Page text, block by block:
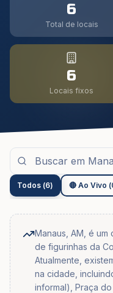
6
Total de locais
6
Locais fixos
Todos (6) 🔴 Ao Vivo (
Manaus, AM, é
de figurinhas da
Atualmente,
na cidade,
informal), Praça